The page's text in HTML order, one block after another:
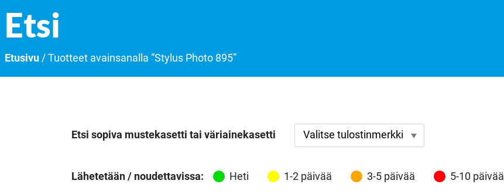
Etsi
Etusivu / Tuotteet avainsanalla “Stylus Photo 895”
Etsi sopiva mustekasetti tai väriainekasetti
Lähetetään / noudettavissa: Heti 1-2 päivää 3-5 päivää 5-10 päivää